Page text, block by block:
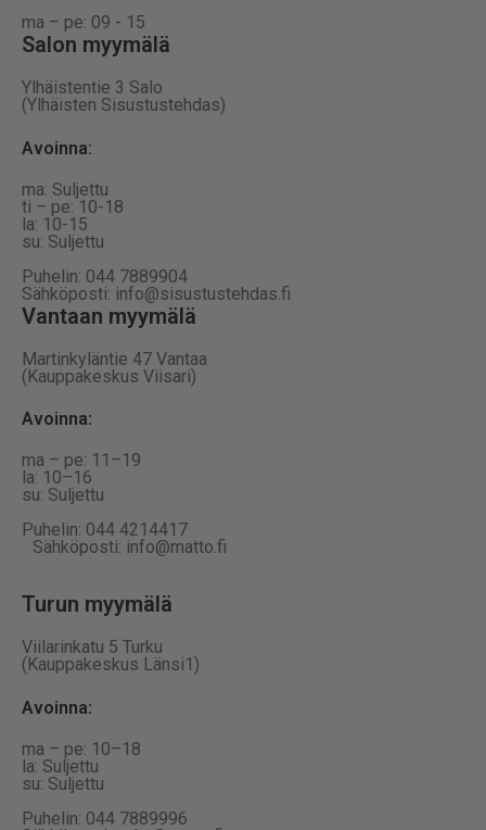
ma – pe: 09 - 15
Salon myymälä
Ylhäistentie 3 Salo
(Ylhäisten Sisustustehdas)
Avoinna:
ma: Suljettu
ti – pe: 10-18
la: 10-15
su: Suljettu
Puhelin: 044 7889904
Sähköposti: info@sisustustehdas.fi
Vantaan myymälä
Martinkyläntie 47 Vantaa
(Kauppakeskus Viisari)
Avoinna:
ma – pe: 11–19
la: 10–16
su: Suljettu
Puhelin: 044 4214417
Sähköposti: info@matto.fi
Turun myymälä
Viilarinkatu 5 Turku
(Kauppakeskus Länsi1)
Avoinna:
ma – pe: 10–18
la: Suljettu
su: Suljettu
Puhelin: 044 7889996